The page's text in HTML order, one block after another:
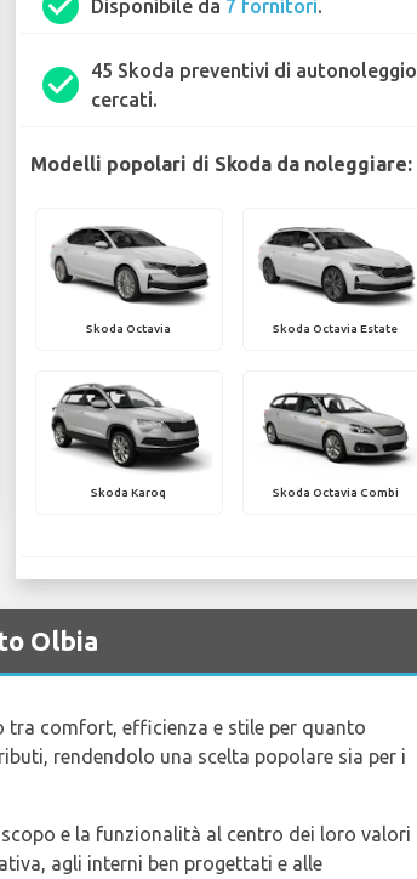
Disponibile da 7 fornitori.
check_circle
45 Skoda preventivi di autonoleggio
cercati.
Modelli popolari di Skoda da noleggiare:
Skoda Octavia Skoda Octavia Estate
Skoda Karoq Skoda Octavia Combi
Olbia
tra comfort, efficienza e stile per quanto
rendendolo una scelta popolare sia per i
e la funzionalità al centro dei loro valori
agli interni ben progettati e alle